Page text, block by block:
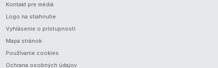
Kontakt pre médiá
Logo na stiahnutie
Vyhlásenie o prístupnosti
Mapa stránok
Používanie cookies
Ochrana osobných údajov